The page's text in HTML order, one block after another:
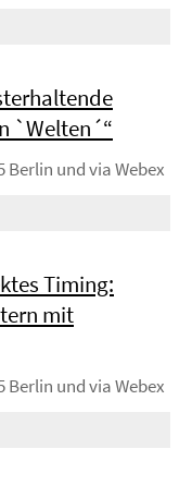
`Welten´“
Berlin und via Webex
Timing:
mit
Berlin und via Webex